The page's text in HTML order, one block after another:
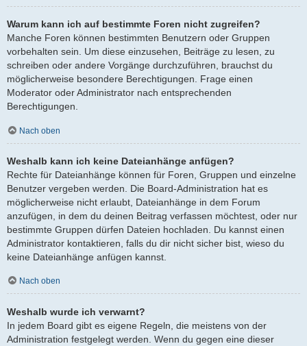
Warum kann ich auf bestimmte Foren nicht zugreifen?
Manche Foren können bestimmten Benutzern oder Gruppen
vorbehalten sein. Um diese einzusehen, Beiträge zu lesen, zu
schreiben oder andere Vorgänge durchzuführen, brauchst du
möglicherweise besondere Berechtigungen. Frage einen
Moderator oder Administrator nach entsprechenden
Berechtigungen.
Nach oben
Weshalb kann ich keine Dateianhänge anfügen?
Rechte für Dateianhänge können für Foren, Gruppen und einzelne
Benutzer vergeben werden. Die Board-Administration hat es
möglicherweise nicht erlaubt, Dateianhänge in dem Forum
anzufügen, in dem du deinen Beitrag verfassen möchtest, oder nur
bestimmte Gruppen dürfen Dateien hochladen. Du kannst einen
Administrator kontaktieren, falls du dir nicht sicher bist, wieso du
keine Dateianhänge anfügen kannst.
Nach oben
Weshalb wurde ich verwarnt?
In jedem Board gibt es eigene Regeln, die meistens von der
Administration festgelegt werden. Wenn du gegen eine dieser